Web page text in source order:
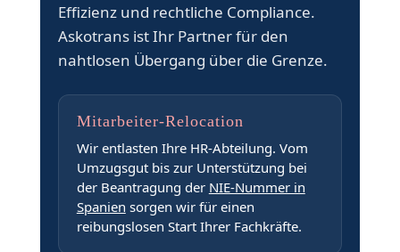
Effizienz und rechtliche Compliance.
Askotrans ist Ihr Partner für den
nahtlosen Übergang über die Grenze.
Mitarbeiter-Relocation
Wir entlasten Ihre HR-Abteilung. Vom
Umzugsgut bis zur Unterstützung bei
der Beantragung der NIE-Nummer in
Spanien sorgen wir für einen
reibungslosen Start Ihrer Fachkräfte.